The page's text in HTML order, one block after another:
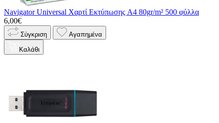
Navigator Universal Χαρτί Εκτύπωσης A4 80gr/m² 500 φύλλα
6,00€
Σύγκριση Αγαπημένα
Καλάθι